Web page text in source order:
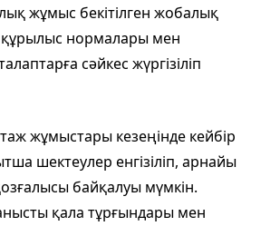
жұмыс бекітілген жобалық
құрылыс нормалары мен
сәйкес жүргізіліп
жұмыстары кезеңінде кейбір
шектеулер енгізіліп, арнайы
байқалуы мүмкін.
қала тұрғындары мен